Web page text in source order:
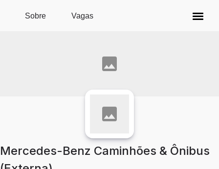
Pular para o conteúdo principal
Sobre Vagas
Mercedes-Benz Caminhões & Ônibus